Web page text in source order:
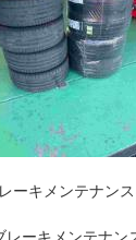
ーキメンテナン